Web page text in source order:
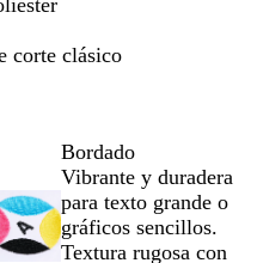
alejar
y
(-)
con
zoom
y
las
teclas
(-)
con
zoom
y
las
teclas
y
las
corte clásico
Bordado
Vibrante y duradera
para texto grande o
gráficos sencillos.
Textura rugosa con